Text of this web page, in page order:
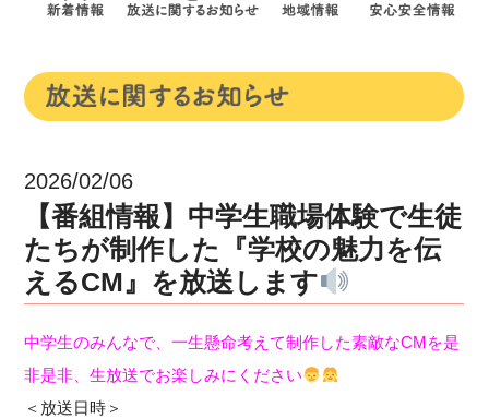
2026/02/06
【番組情報】中学生職場体験で生徒
たちが制作した『学校の魅力を伝
えるCM』を放送します
中学生のみんなで、一生懸命考えて制作した素敵なCMを是
非是非、生放送でお楽しみにください
＜放送日時＞